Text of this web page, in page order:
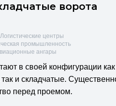
ворота
Логистические центры
промышленность
ангары
в своей конфигурации как
и складчатые.
перед проемом.